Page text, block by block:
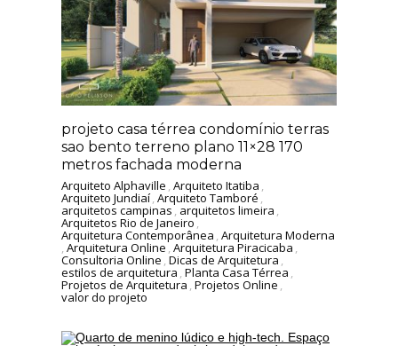
projeto casa térrea condomínio terras
sao bento terreno plano 11×28 170
metros fachada moderna
Arquiteto Alphaville , Arquiteto Itatiba ,
Arquiteto Jundiaí, Arquiteto Tamboré ,
arquitetos campinas, arquitetos limeira ,
Arquitetos Rio de Janeiro,
Arquitetura Contemporânea , Arquitetura Moderna
, Arquitetura Online, Arquitetura Piracicaba ,
Consultoria Online , Dicas de Arquitetura ,
estilos de arquitetura , Planta Casa Térrea ,
Projetos de Arquitetura , Projetos Online ,
valor do projeto